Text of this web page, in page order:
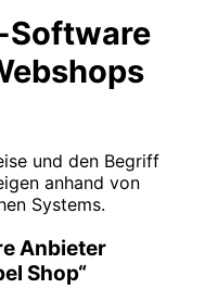
Software
und den Begriff
anhand von
Systems.
Shop“